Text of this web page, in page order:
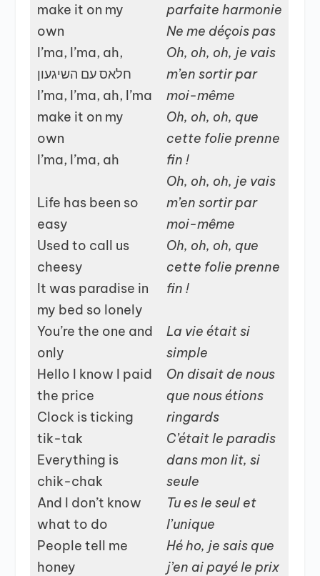
make it on my
own
I’ma, I’ma, ah,
חלאס עם השיגעון
I’ma, I’ma, ah, I’ma
make it on my
own
I’ma, I’ma, ah
Life has been so
easy
Used to call us
cheesy
It was paradise in
my bed so lonely
You’re the one and
only
Hello I know I paid
the price
Clock is ticking
tik-tak
Everything is
chik-chak
And I don’t know
what to do
People tell me
honey
parfaite harmonie
Ne me déçois pas
Oh, oh, oh, je vais
m’en sortir par
moi-même
Oh, oh, oh, que
cette folie prenne
fin !
Oh, oh, oh, je vais
m’en sortir par
moi-même
Oh, oh, oh, que
cette folie prenne
fin !
La vie était si
simple
On disait de nous
que nous étions
ringards
C’était le paradis
dans mon lit, si
seule
Tu es le seul et
l’unique
Hé ho, je sais que
j’en ai payé le prix